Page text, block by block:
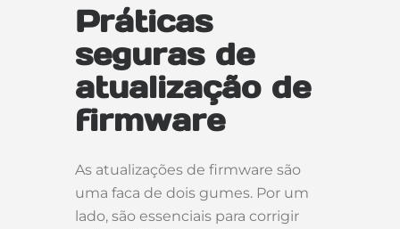
Práticas
seguras de
atualização de
firmware
As atualizações de firmware são
uma faca de dois gumes. Por um
lado, são essenciais para corrigir